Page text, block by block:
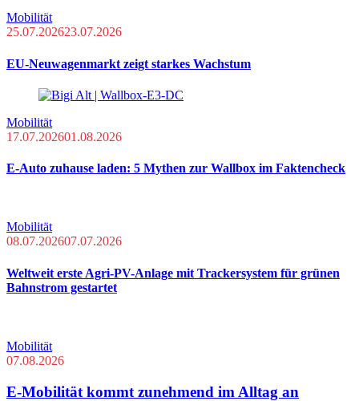
Mobilität
25.07.202623.07.2026
EU-Neuwagenmarkt zeigt starkes Wachstum
Mobilität
17.07.202601.08.2026
E-Auto zuhause laden: 5 Mythen zur Wallbox im Faktencheck
Mobilität
08.07.202607.07.2026
Weltweit erste Agri-PV-Anlage mit Trackersystem für grünen
Bahnstrom gestartet
Mobilität
07.08.2026
E-Mobilität kommt zunehmend im Alltag an